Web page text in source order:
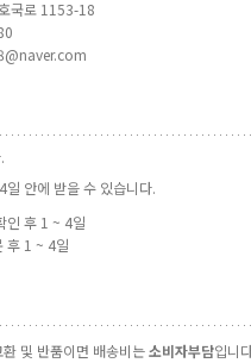
국로 1153-18
안에 받을 수 있습니다.
인 후 1 ~ 4일
후 1 ~ 4일
및 반품이면 배송비는소비자부담입니